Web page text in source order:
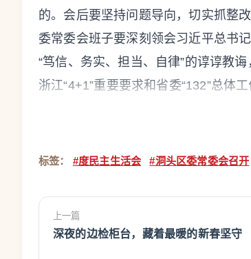
的。会后要坚持问题导向，切实抓整
委常委会班子要深刻领会习近平总书
“笃信、务实、担当、自律”的谆谆教
浙江“4+1”重要要求和省委“132”总体
速推动共同富裕，生动展现基本实现
奋力谱写中国式现代化洞头新篇章。
主义思想和对洞头重要指示精神，增
中央重大决策部署在洞头落实落细。
标签： #度民主生活会 #洞头区委常委会召开
上一篇
深夜的边检柜台，藏着最暖的新春坚守